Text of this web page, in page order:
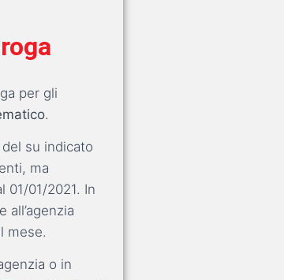
per gli
.
su indicato
ma
01/01/2021. In
mese.
o in